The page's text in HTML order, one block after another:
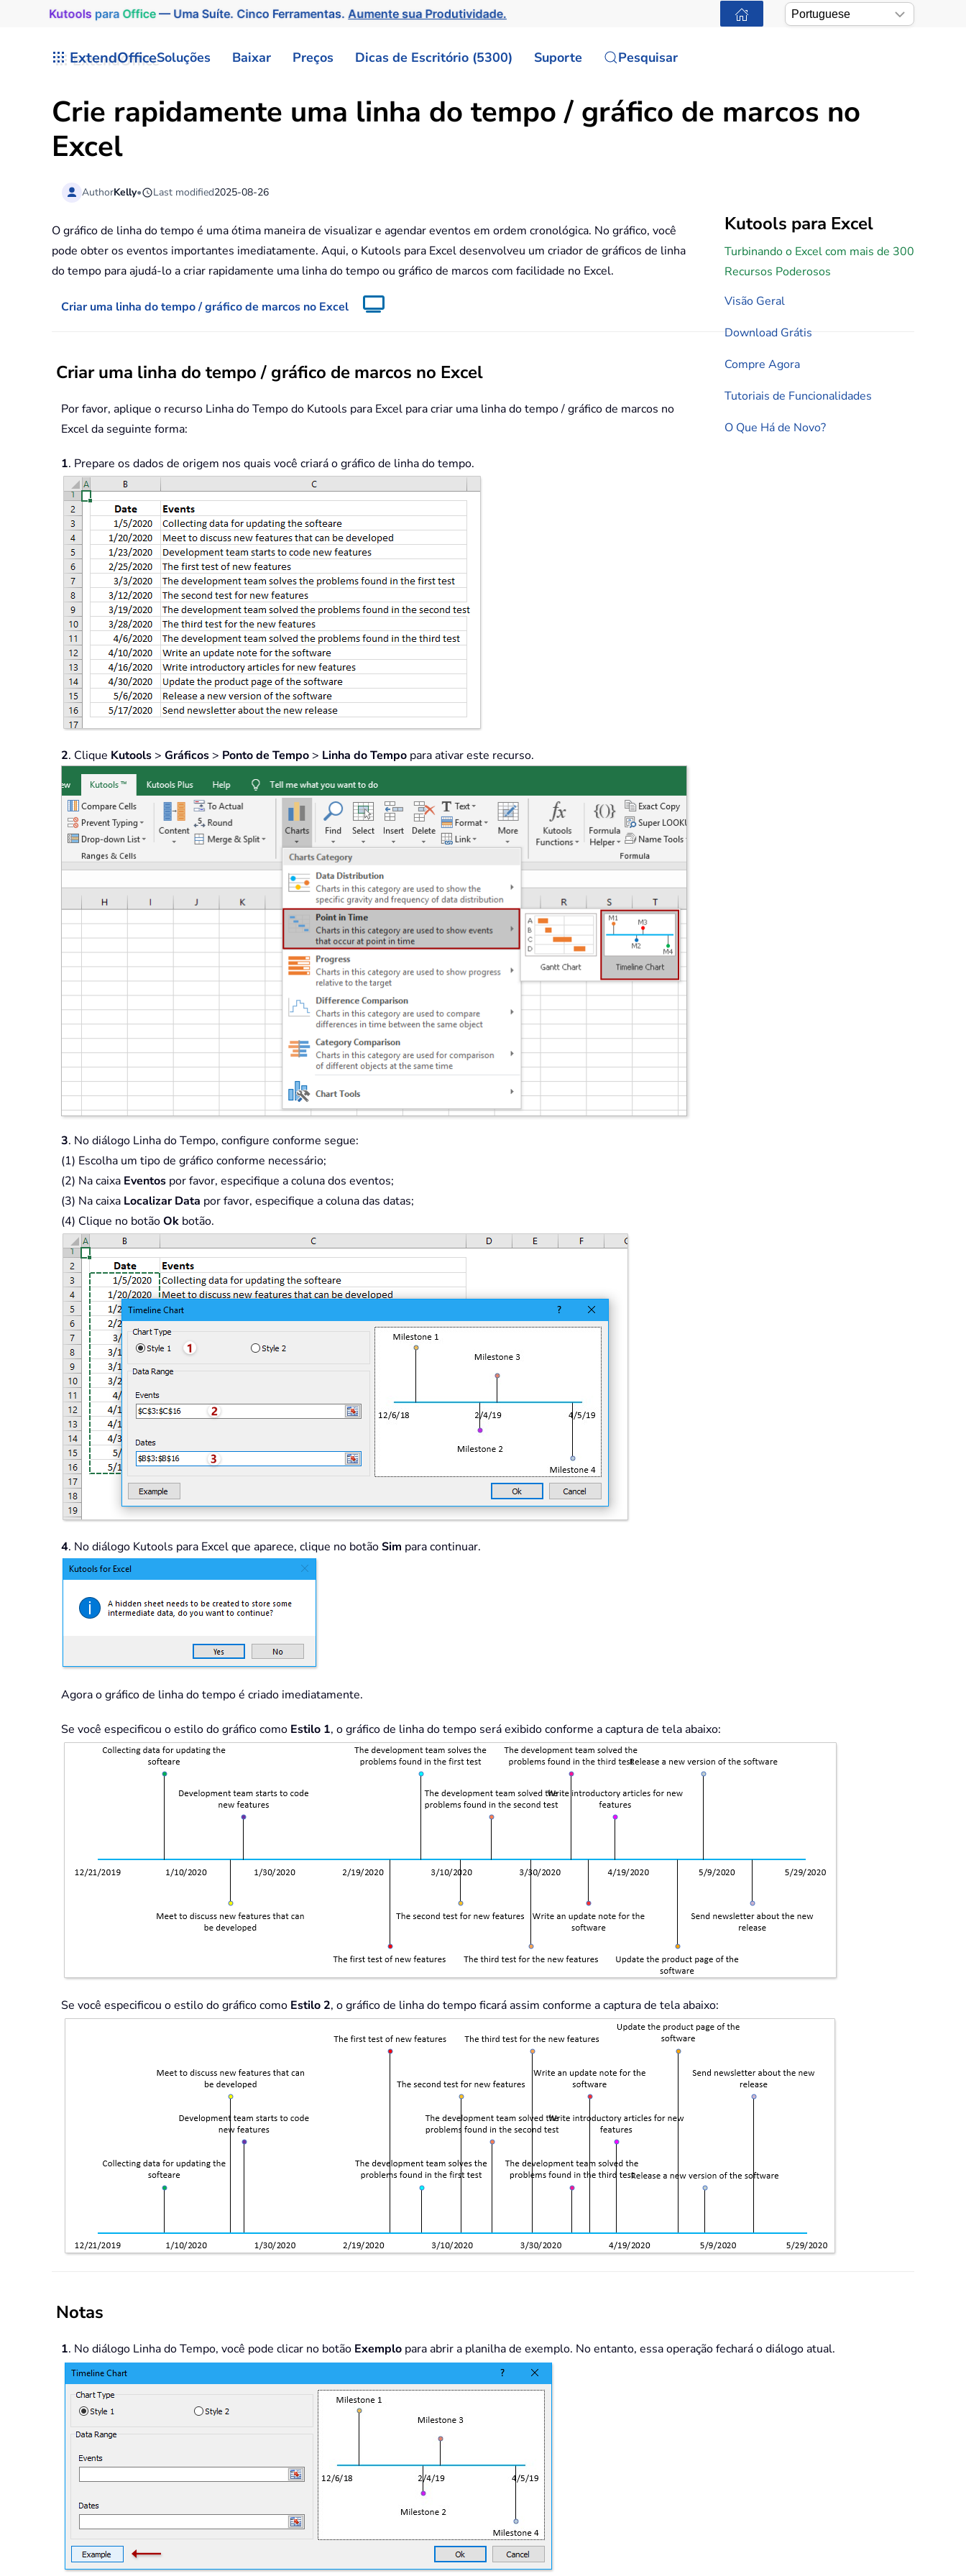
Kutools para Office— Uma Suíte. Cinco Ferramentas.Aumente sua Produtividade.
ExtendOfficeSoluções Baixar Preços Dicas de Escritório (5300) Suporte Pesquisar
Crie rapidamente uma linha do tempo / gráfico de marcos no
Excel
AuthorKelly• Last modified2025-08-26
Kutools para Excel
Turbinando o Excel com mais de 300
Recursos Poderosos
Visão Geral
Download Grátis
Compre Agora
Tutoriais de Funcionalidades
O Que Há de Novo?
O gráfico de linha do tempo é uma ótima maneira de visualizar e agendar eventos em ordem cronológica. No gráfico, você
pode obter os eventos importantes imediatamente. Aqui, o Kutools para Excel desenvolveu um criador de gráficos de linha
do tempo para ajudá-lo a criar rapidamente uma linha do tempo ou gráfico de marcos com facilidade no Excel.
Criar uma linha do tempo / gráfico de marcos no Excel
Criar uma linha do tempo / gráfico de marcos no Excel
Por favor, aplique o recurso Linha do Tempo do Kutools para Excel para criar uma linha do tempo / gráfico de marcos no
Excel da seguinte forma:
1. Prepare os dados de origem nos quais você criará o gráfico de linha do tempo.
2. Clique Kutools > Gráficos > Ponto de Tempo > Linha do Tempo para ativar este recurso.
3. No diálogo Linha do Tempo, configure conforme segue:
(1) Escolha um tipo de gráfico conforme necessário;
(2) Na caixa Eventos por favor, especifique a coluna dos eventos;
(3) Na caixa Localizar Data por favor, especifique a coluna das datas;
(4) Clique no botãoOk botão.
4. No diálogo Kutools para Excel que aparece, clique no botãoSim para continuar.
Agora o gráfico de linha do tempo é criado imediatamente.
Se você especificou o estilo do gráfico como Estilo 1, o gráfico de linha do tempo será exibido conforme a captura de tela abaixo:
Se você especificou o estilo do gráfico como Estilo 2, o gráfico de linha do tempo ficará assim conforme a captura de tela abaixo:
Notas
1. No diálogo Linha do Tempo, você pode clicar no botão Exemplo para abrir a planilha de exemplo. No entanto, essa operação fechará o diálogo atual.